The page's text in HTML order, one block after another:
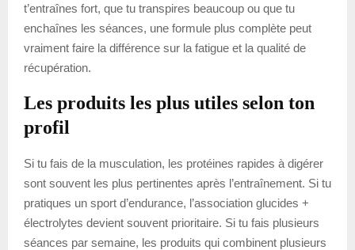
t’entraînes fort, que tu transpires beaucoup ou que tu
enchaînes les séances, une formule plus complète peut
vraiment faire la différence sur la fatigue et la qualité de
récupération.
Les produits les plus utiles selon ton
profil
Si tu fais de la musculation, les protéines rapides à digérer
sont souvent les plus pertinentes après l’entraînement. Si tu
pratiques un sport d’endurance, l’association glucides +
électrolytes devient souvent prioritaire. Si tu fais plusieurs
séances par semaine, les produits qui combinent plusieurs